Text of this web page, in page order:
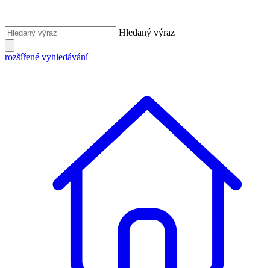
Hledaný výraz
rozšířené vyhledávání